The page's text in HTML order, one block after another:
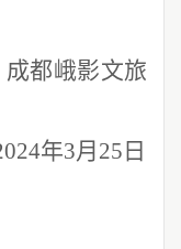
文旅
25日